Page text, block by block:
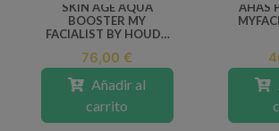
SKIN AGE AQUA
BOOSTER MY
FACIALIST BY HOUDA
76,00 €
Añadir al
carrito
AHAS